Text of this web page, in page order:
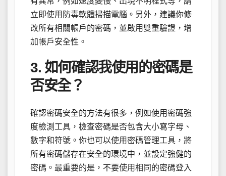
立即使用防毒軟體掃描電腦。另外，建議你修
改所有相關帳戶的密碼，並啟用雙重驗證，增
加帳戶安全性。
3. 如何確認我使用的密碼是
否安全？
確認密碼安全的方法有很多，例如使用密碼強
度檢測工具，檢查密碼是否包含大小寫字母、
數字和符號。你也可以使用密碼管理工具，將
所有密碼儲存在安全的環境中，並設定強健的
密碼。最重要的是，不要使用相同的密碼登入